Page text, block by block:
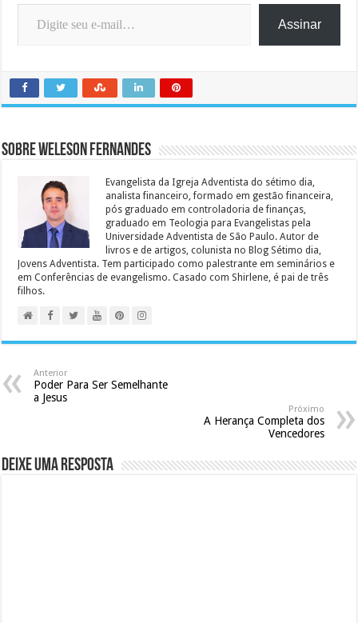
Digite seu e-mail…
Assinar
Sobre Weleson Fernandes
Evangelista da Igreja Adventista do sétimo dia,
analista financeiro, formado em gestão financeira,
pós graduado em controladoria de finanças,
graduado em Teologia para Evangelistas pela
Universidade Adventista de São Paulo. Autor de
livros e de artigos, colunista no Blog Sétimo dia,
Jovens Adventista. Tem participado como palestrante em seminários e
em Conferências de evangelismo. Casado com Shirlene, é pai de três
filhos.
Anterior
Poder Para Ser Semelhante
a Jesus
Próximo
A Herança Completa dos
Vencedores
Deixe uma resposta